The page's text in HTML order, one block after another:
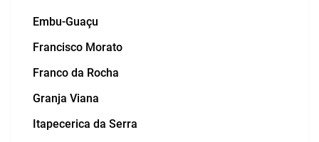
Embu-Guaçu
Francisco Morato
Franco da Rocha
Granja Viana
Itapecerica da Serra